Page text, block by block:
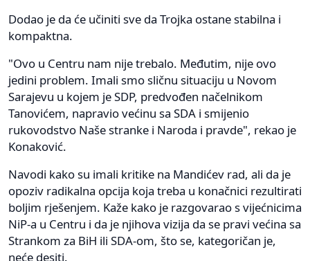
Dodao je da će učiniti sve da Trojka ostane stabilna i
kompaktna.
"Ovo u Centru nam nije trebalo. Međutim, nije ovo
jedini problem. Imali smo sličnu situaciju u Novom
Sarajevu u kojem je SDP, predvođen načelnikom
Tanovićem, napravio većinu sa SDA i smijenio
rukovodstvo Naše stranke i Naroda i pravde", rekao je
Konaković.
Navodi kako su imali kritike na Mandićev rad, ali da je
opoziv radikalna opcija koja treba u konačnici rezultirati
boljim rješenjem. Kaže kako je razgovarao s vijećnicima
NiP-a u Centru i da je njihova vizija da se pravi većina sa
Strankom za BiH ili SDA-om, što se, kategoričan je,
neće desiti.